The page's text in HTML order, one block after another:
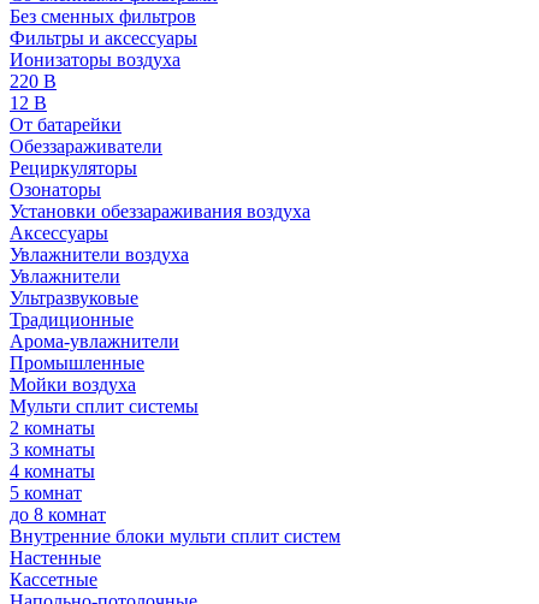
Без сменных фильтров
Фильтры и аксессуары
Ионизаторы воздуха
220 В
12 В
От батарейки
Обеззараживатели
Рециркуляторы
Озонаторы
Установки обеззараживания воздуха
Аксессуары
Увлажнители воздуха
Увлажнители
Ультразвуковые
Традиционные
Арома-увлажнители
Промышленные
Мойки воздуха
Мульти сплит системы
2 комнаты
3 комнаты
4 комнаты
5 комнат
до 8 комнат
Внутренние блоки мульти сплит систем
Настенные
Кассетные